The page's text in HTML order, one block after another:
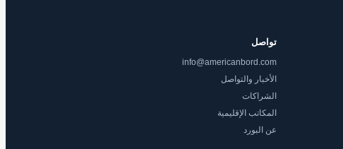
تواصل
info@americanbord.com
الأخبار والتواصل
الشراكات
المكاتب الإقليمية
عن البورد